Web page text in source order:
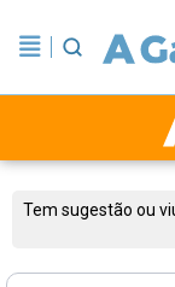
Tem sugestão ou